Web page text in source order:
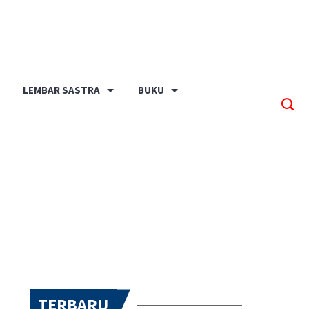
LEMBAR SASTRA BUKU